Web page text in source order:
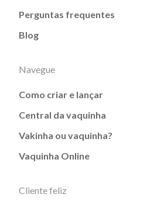
Perguntas frequentes
Blog
Navegue
Como criar e lançar
Central da vaquinha
Vakinha ou vaquinha?
Vaquinha Online
Cliente feliz